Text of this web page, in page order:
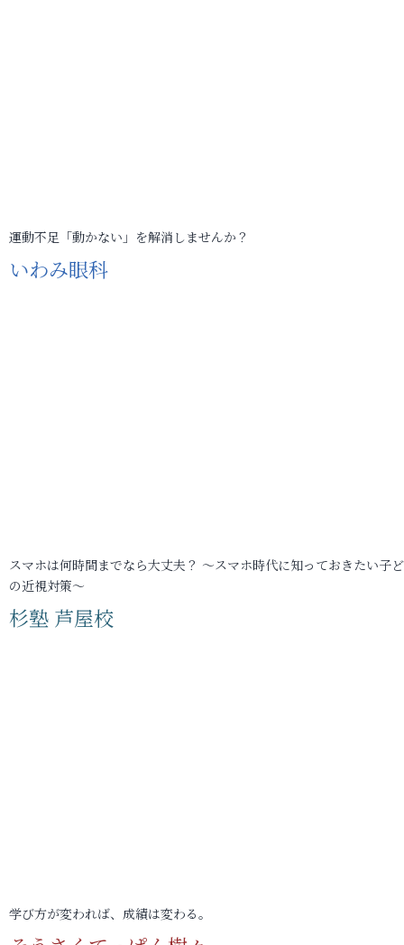
運動不足「動かない」を解消しませんか？
いわみ眼科
スマホは何時間までなら大丈夫？ ～スマホ時代に知っておきたい子
の近視対策～
杉塾 芦屋校
学び方が変われば、成績は変わる。